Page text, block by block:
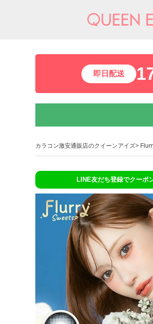
即日配送
カラコン激安通販店のクイーンアイズ
LINE友だち登録でクーポ